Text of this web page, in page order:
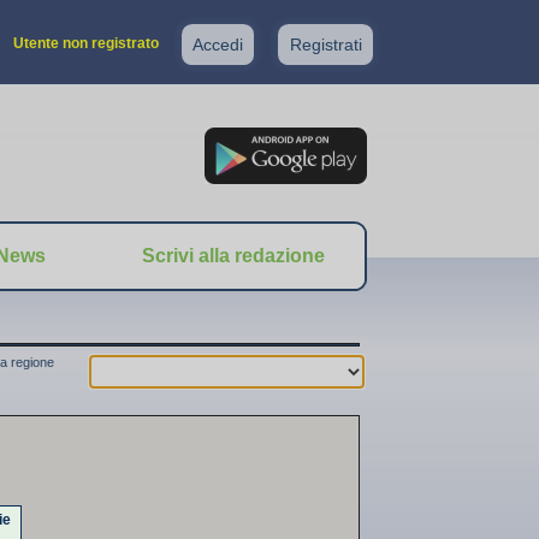
Scrivi alla redazione
regione
Utente non registrato Accedi Registrati